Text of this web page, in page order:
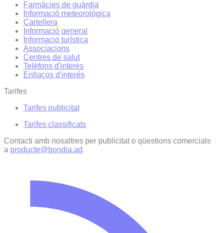
Farmàcies de guàrdia
Informació meteorològica
Cartellera
Informació general
Informació turística
Associacions
Centres de salut
Telèfons d'interès
Enllaços d'interés
Tarifes
Tarifes publicitat
Tarifes classificats
Contacti amb nosaltres per publicitat o qüestions comercials
a producte@bondia.ad